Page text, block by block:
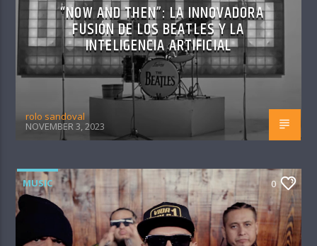
“NOW AND THEN”: LA INNOVADORA
FUSIÓN DE LOS BEATLES Y LA
INTELIGENCIA ARTIFICIAL
rolo sandoval
NOVEMBER 3, 2023
MUSIC 0